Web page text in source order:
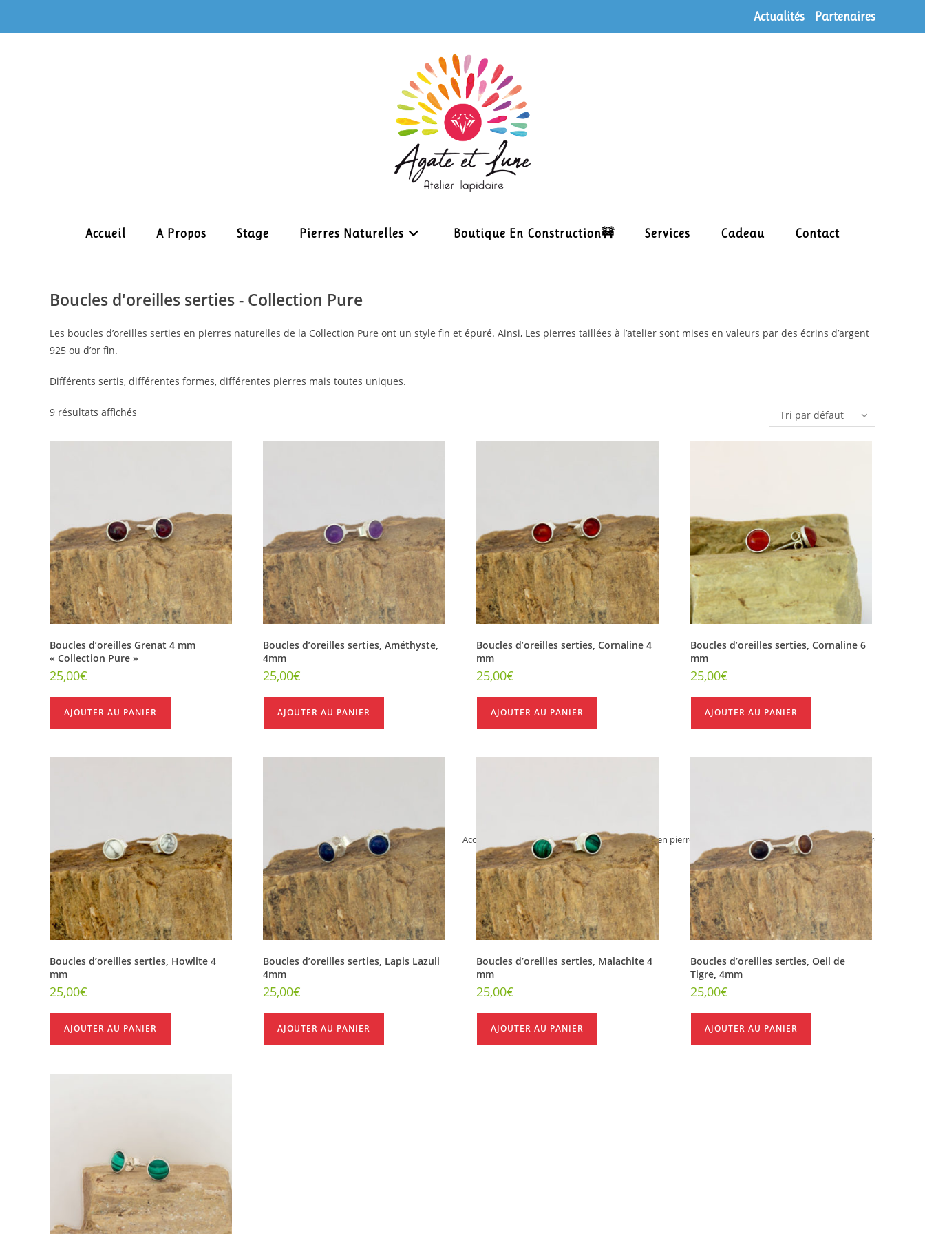
Actualités Partenaires
Accueil A Propos Stage Pierres Naturelles Boutique En Construction🚧 Services Cadeau Contact
Accueil Bijoux en pierres > Boucles d'oreilles en pierres Boucles d'oreilles serties - Collection Pure
Boucles d'oreilles serties - Collection Pure
Les boucles d’oreilles serties en pierres naturelles de la Collection Pure ont un style fin et épuré. Ainsi, Les pierres taillées à l’atelier sont mises en valeurs par des écrins d’argent
925 ou d’or fin.
Différents sertis, différentes formes, différentes pierres mais toutes uniques.
9 résultats affichés Tri par défaut
Boucles d’oreilles Grenat 4 mm
« Collection Pure »
25,00€
AJOUTER AU PANIER
Boucles d’oreilles serties, Améthyste,
4mm
25,00€
AJOUTER AU PANIER
Boucles d’oreilles serties, Cornaline 4
mm
25,00€
AJOUTER AU PANIER
Boucles d’oreilles serties, Cornaline 6
mm
25,00€
AJOUTER AU PANIER
Boucles d’oreilles serties, Howlite 4
mm
25,00€
AJOUTER AU PANIER
Boucles d’oreilles serties, Lapis Lazuli
4mm
25,00€
AJOUTER AU PANIER
Boucles d’oreilles serties, Malachite 4
mm
25,00€
AJOUTER AU PANIER
Boucles d’oreilles serties, Oeil de
Tigre, 4mm
25,00€
AJOUTER AU PANIER